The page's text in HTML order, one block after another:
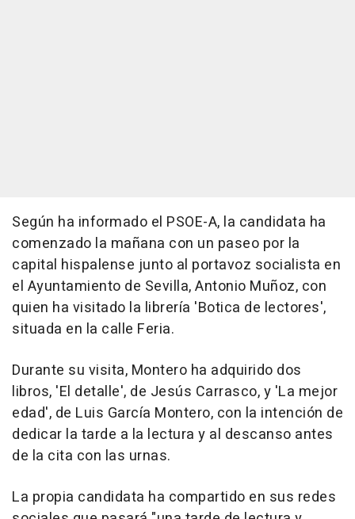
Según ha informado el PSOE-A, la candidata ha
comenzado la mañana con un paseo por la
capital hispalense junto al portavoz socialista en
el Ayuntamiento de Sevilla, Antonio Muñoz, con
quien ha visitado la librería 'Botica de lectores',
situada en la calle Feria.
Durante su visita, Montero ha adquirido dos
libros, 'El detalle', de Jesús Carrasco, y 'La mejor
edad', de Luis García Montero, con la intención de
dedicar la tarde a la lectura y al descanso antes
de la cita con las urnas.
La propia candidata ha compartido en sus redes